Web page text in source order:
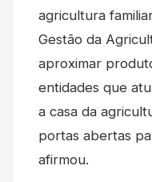
agricultura
Gestão da
aproximar
entidades que
a casa da
portas abertas
afirmou.